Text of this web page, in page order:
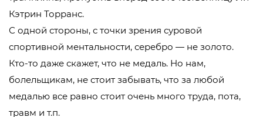
Кэтрин Торранс.
С одной стороны, с точки зрения суровой
спортивной ментальности, серебро — не золото.
Кто-то даже скажет, что не медаль. Но нам,
болельщикам, не стоит забывать, что за любой
медалью все равно стоит очень много труда, пота,
травм и т.п.